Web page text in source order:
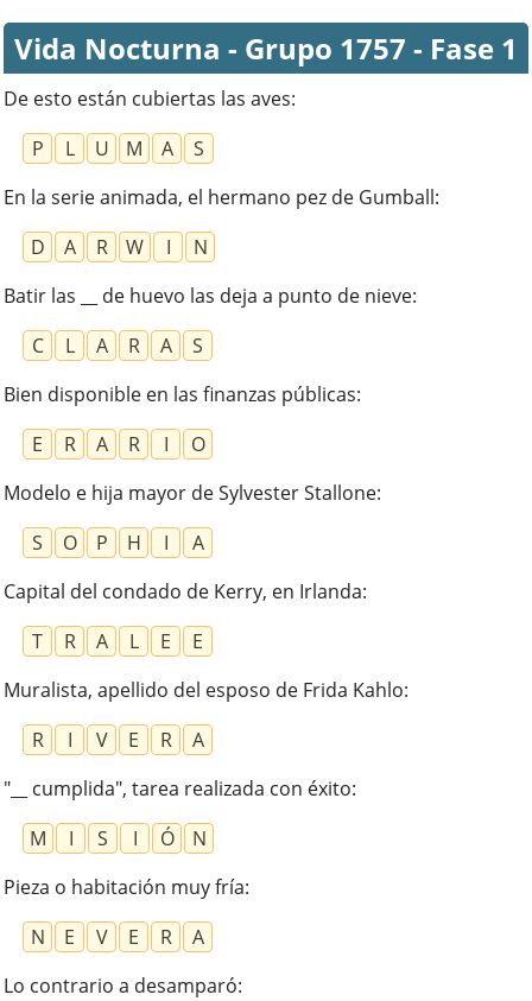
Vida Nocturna - Grupo 1757 - Fase 1
De esto están cubiertas las aves:
P
L U M A
S
En la serie animada, el hermano pez de Gumball:
D
A R W I
N
Batir las __ de huevo las deja a punto de nieve:
C
L A R A
S
Bien disponible en las finanzas públicas:
E
R A R I
O
Modelo e hija mayor de Sylvester Stallone:
S
O P H I
A
Capital del condado de Kerry, en Irlanda:
T
R A L E
E
Muralista, apellido del esposo de Frida Kahlo:
R
I V E R
A
"__ cumplida", tarea realizada con éxito:
M
I S I Ó
N
Pieza o habitación muy fría:
N
E V E R
A
Lo contrario a desamparó: